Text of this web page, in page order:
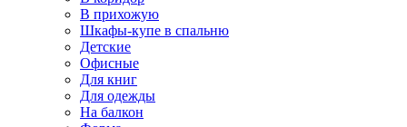
В прихожую
Шкафы-купе в спальню
Детские
Офисные
Для книг
Для одежды
На балкон